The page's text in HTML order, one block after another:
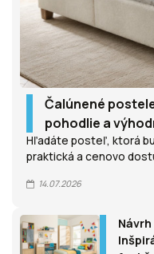
Čalúnené
pohodlie a
14.07.2026
Hľadáte posteľ, ktorá
praktická a cenovo